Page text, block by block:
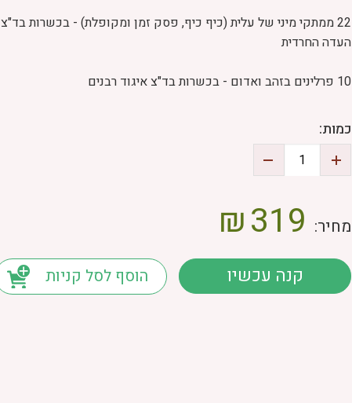
22 ממתקי מיני של עלית (כיף כיף, פסק זמן ומקופלת) - בכשרות בד"צ
העדה החרדית
10 פרלינים בזהב ואדום - בכשרות בד"צ איגוד רבנים
כמות:
מחיר: 319
₪
קנה עכשיו הוסף לסל קניות